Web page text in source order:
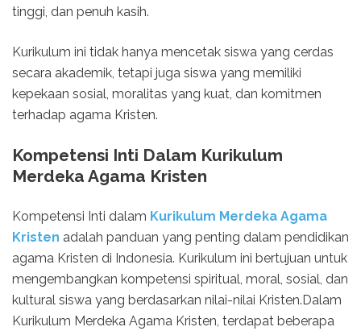
tinggi, dan penuh kasih.
Kurikulum ini tidak hanya mencetak siswa yang cerdas
secara akademik, tetapi juga siswa yang memiliki
kepekaan sosial, moralitas yang kuat, dan komitmen
terhadap agama Kristen.
Kompetensi Inti Dalam Kurikulum
Merdeka Agama Kristen
Kompetensi Inti dalam Kurikulum Merdeka Agama
Kristen adalah panduan yang penting dalam pendidikan
agama Kristen di Indonesia. Kurikulum ini bertujuan untuk
mengembangkan kompetensi spiritual, moral, sosial, dan
kultural siswa yang berdasarkan nilai-nilai Kristen.Dalam
Kurikulum Merdeka Agama Kristen, terdapat beberapa